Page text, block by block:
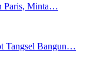
Paris, Minta…
Tangsel Bangun…